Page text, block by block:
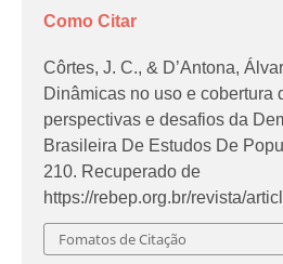
Como Citar
Côrtes, J. C., & D’Antona,
Dinâmicas no uso e cobertura
perspectivas e desafios da
Brasileira De Estudos De
210. Recuperado de
https://rebep.org.br/revista/
Fomatos de Citação